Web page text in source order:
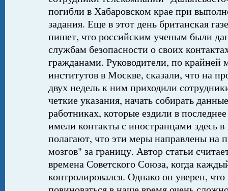
погибли в Хабаровском крае при
задания. Еще в этот день британская
пишет, что российским ученым были
службам безопасности о своих
гражданами. Руководители, по крайней
институтов в Москве, сказали, что на
двух недель к ним приходили
четкие указания, начать собирать
работниках, которые ездили в
имели контакты с иностранцами здесь
полагают, что эти меры направлены на
мозгов" за границу. Автор статьи
времена Советского Союза, когда
контролировался. Однако он уверен, что